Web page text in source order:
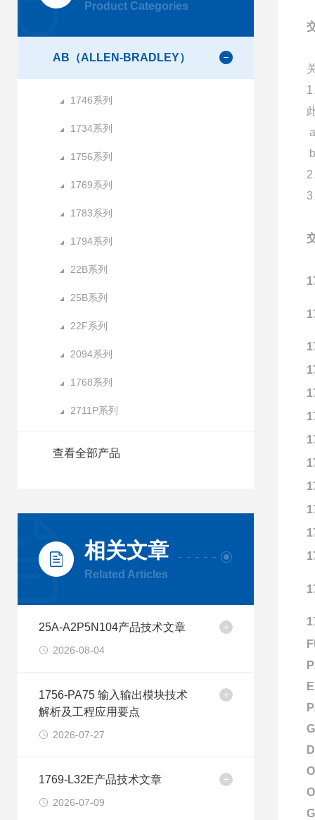
Product Categories
AB（ALLEN-BRADLEY）
1746系列
1734系列
1756系列
1769系列
1783系列
1794系列
22B系列
25B系列
22F系列
2094系列
1768系列
2711P系列
查看全部产品
相关文章
Related Articles
25A-A2P5N104产品技术文章
2026-08-04
1756-PA75 输入输出模块技术
解析及工程应用要点
2026-07-27
1769-L32E产品技术文章
2026-07-09
3